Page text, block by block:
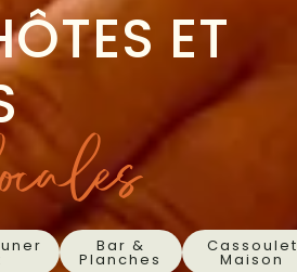
ET
Bar &
Planches
Cassoulet
Maison